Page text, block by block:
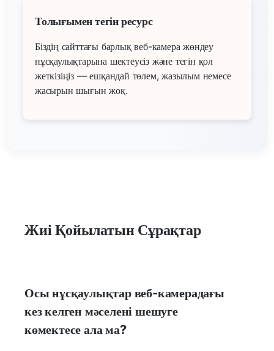
Толығымен тегін ресурс
Біздің сайттағы барлық веб-камера жөндеу
нұсқаулықтарына шектеусіз және тегін қол
жеткізіңіз — ешқандай төлем, жазылым немесе
жасырын шығын жоқ.
Жиі Қойылатын Сұрақтар
Осы нұсқаулықтар веб-камерадағы
кез келген мәселені шешуге
көмектесе ала ма?